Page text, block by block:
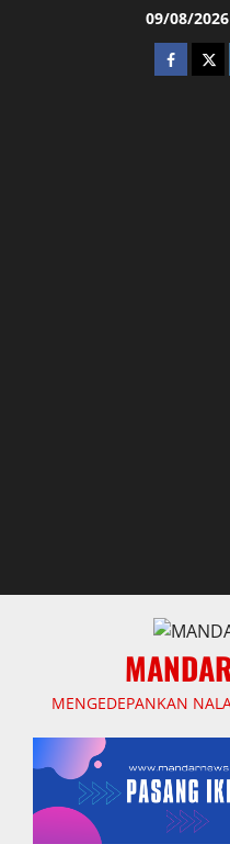
09/08/2026
facebook
MENGEDEPANKAN